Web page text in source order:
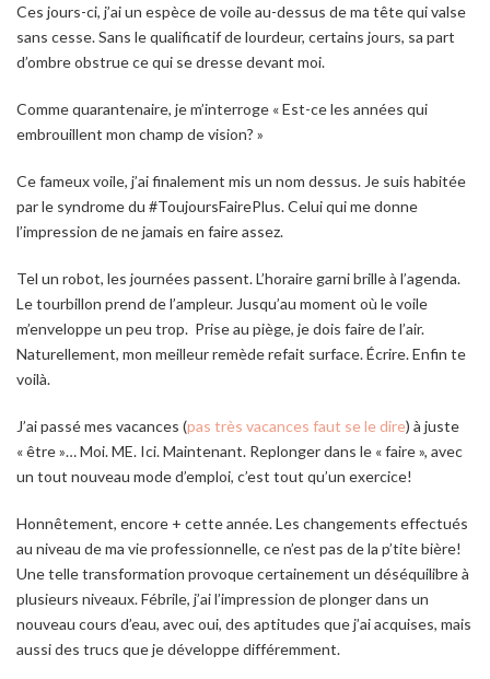
Ces jours-ci, j’ai un espèce de voile au-dessus de ma tête qui valse
sans cesse. Sans le qualificatif de lourdeur, certains jours, sa part
d’ombre obstrue ce qui se dresse devant moi.
Comme quarantenaire, je m’interroge « Est-ce les années qui
embrouillent mon champ de vision? »
Ce fameux voile, j’ai finalement mis un nom dessus. Je suis habitée
par le syndrome du #ToujoursFairePlus. Celui qui me donne
l’impression de ne jamais en faire assez.
Tel un robot, les journées passent. L’horaire garni brille à l’agenda.
Le tourbillon prend de l’ampleur. Jusqu’au moment où le voile
m’enveloppe un peu trop. Prise au piège, je dois faire de l’air.
Naturellement, mon meilleur remède refait surface. Écrire. Enfin te
voilà.
J’ai passé mes vacances (pas très vacances faut se le dire) à juste
« être »… Moi. ME. Ici. Maintenant. Replonger dans le « faire », avec
un tout nouveau mode d’emploi, c’est tout qu’un exercice!
Honnêtement, encore + cette année. Les changements effectués
au niveau de ma vie professionnelle, ce n’est pas de la p’tite bière!
Une telle transformation provoque certainement un déséquilibre à
plusieurs niveaux. Fébrile, j’ai l’impression de plonger dans un
nouveau cours d’eau, avec oui, des aptitudes que j’ai acquises, mais
aussi des trucs que je développe différemment.